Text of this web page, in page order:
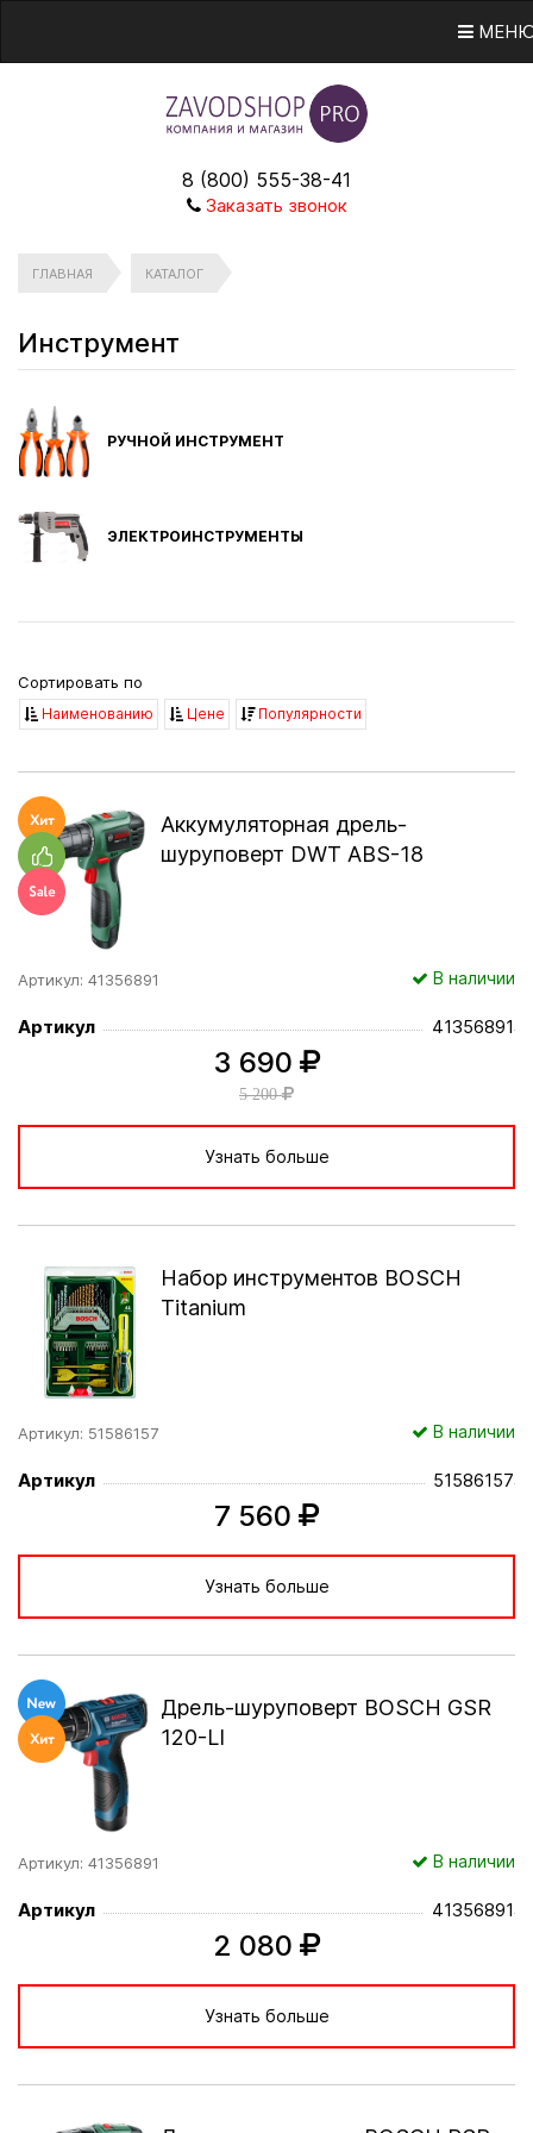
8 (800) 555-38-41
Заказать звонок
ГЛАВНАЯ КАТАЛОГ
Инструмент
РУЧНОЙ ИНСТРУМЕНТ
ЭЛЕКТРОИНСТРУМЕНТЫ
Сортировать по
Наименованию Цене Популярности
Аккумуляторная дрель-
шуруповерт DWT ABS-18
Артикул: 41356891 В наличии
Артикул 41356891
3 690
5 200
Узнать больше
Набор инструментов BOSCH
Titanium
Артикул: 51586157 В наличии
Артикул 51586157
7 560
Узнать больше
Дрель-шуруповерт BOSCH GSR
120-LI
Артикул: 41356891 В наличии
Артикул 41356891
2 080
Узнать больше